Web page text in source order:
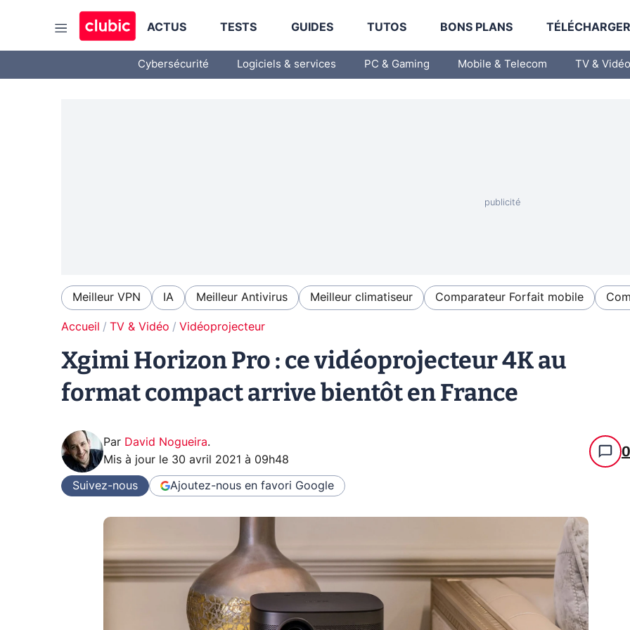
ACTUS TESTS GUIDES TUTOS BONS PLANS
Cybersécurité Logiciels & services PC & Gaming Mobile & Telecom TV & Vidéo
Meilleur VPN IA Meilleur Antivirus Meilleur climatiseur Comparateur Forfait mobile
Accueil TV & Vidéo Vidéoprojecteur
Xgimi Horizon Pro : ce vidéoprojecteur 4K au
format compact arrive bientôt en France
Par David Nogueira.
Mis à jour le 30 avril 2021 à 09h48 0
Suivez-nous Ajoutez-nous en favori Google